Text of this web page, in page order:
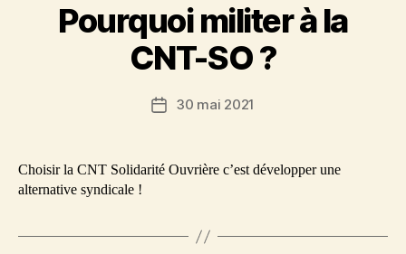
Pourquoi militer à la
CNT-SO ?
Date30 mai 2021
Choisir la CNT Solidarité Ouvrière c’est développer une
alternative syndicale !